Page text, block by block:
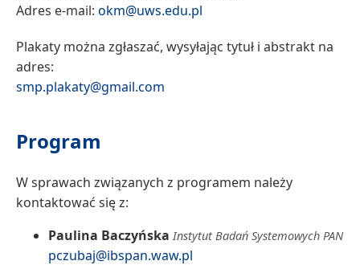
Adres e-mail: okm@uws.edu.pl
Plakaty można zgłaszać, wysyłając tytuł i abstrakt na
adres:
smp.plakaty@gmail.com
Program
W sprawach związanych z programem należy
kontaktować się z:
Paulina Baczyńska Instytut Badań Systemowych PAN
pczubaj@ibspan.waw.pl